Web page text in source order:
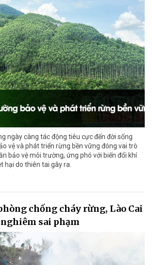
ngày càng tác động tiêu cực đến đời sống
vệ và phát triển rừng bền vững đóng vai trò
bảo vệ môi trường, ứng phó với biến đổi khí
hại do thiên tai gây ra.
chống cháy rừng, Lào Cai
sai phạm